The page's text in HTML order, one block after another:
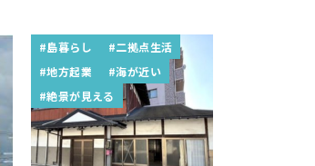
#島暮らし
#二拠点生活
#地方起業
#海が近い
#絶景が見える